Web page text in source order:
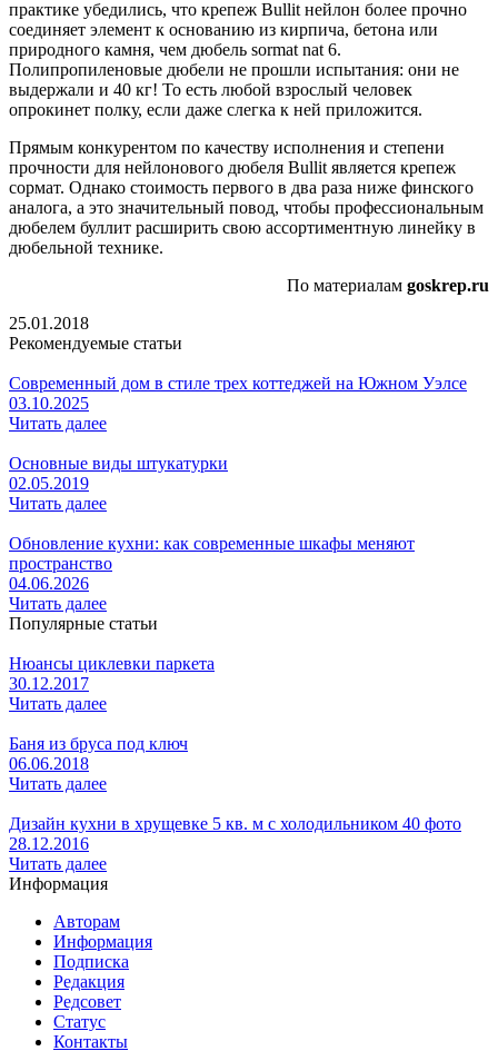
практике убедились, что крепеж Bullit нейлон более прочно
соединяет элемент к основанию из кирпича, бетона или
природного камня, чем дюбель sormat nat 6.
Полипропиленовые дюбели не прошли испытания: они не
выдержали и 40 кг! То есть любой взрослый человек
опрокинет полку, если даже слегка к ней приложится.
Прямым конкурентом по качеству исполнения и степени
прочности для нейлонового дюбеля Bullit является крепеж
сормат. Однако стоимость первого в два раза ниже финского
аналога, а это значительный повод, чтобы профессиональным
дюбелем буллит расширить свою ассортиментную линейку в
дюбельной технике.
По материалам goskrep.ru
25.01.2018
Рекомендуемые статьи
Современный дом в стиле трех коттеджей на Южном Уэлсе
03.10.2025
Читать далее
Основные виды штукатурки
02.05.2019
Читать далее
Обновление кухни: как современные шкафы меняют
пространство
04.06.2026
Читать далее
Популярные статьи
Нюансы циклевки паркета
30.12.2017
Читать далее
Баня из бруса под ключ
06.06.2018
Читать далее
Дизайн кухни в хрущевке 5 кв. м с холодильником 40 фото
28.12.2016
Читать далее
Информация
Авторам
Информация
Подписка
Редакция
Редсовет
Статус
Контакты